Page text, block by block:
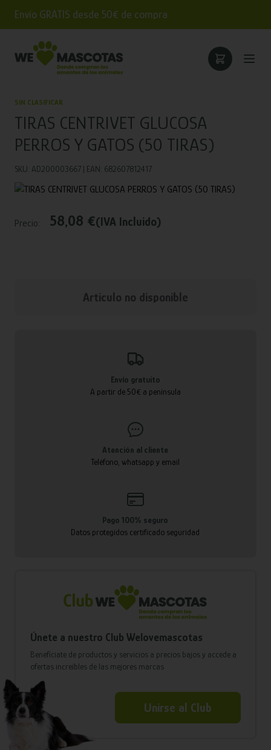
Envío GRATIS desde 50€ de compra
SIN CLASIFICAR
TIRAS CENTRIVET GLUCOSA
PERROS Y GATOS (50 TIRAS)
SKU: AD200003667 | EAN: 682607812417
Precio: 58,08 €(IVA Incluido)
Articulo no disponible
Envío gratuito
A partir de 50€ a península
Atención al cliente
Teléfono, whatsapp y email
Pago 100% seguro
Datos protegidos certificado seguridad
Únete a nuestro Club Welovemascotas
Benefíciate de productos y servicios a precios bajos y accede a
ofertas increíbles de las mejores marcas
Unirse al Club